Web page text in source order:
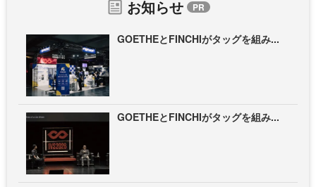
お知らせ
GOETHEとFINCHIがタッグを組み...
GOETHEとFINCHIがタッグを組み...